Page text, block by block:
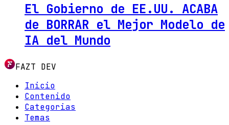
El Gobierno de EE.UU. ACABA
de BORRAR el Mejor Modelo de
IA del Mundo
FAZT DEV
Inicio
Contenido
Categorias
Temas